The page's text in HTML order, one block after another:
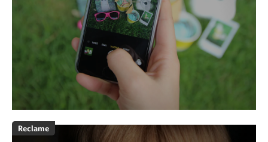
Reclame